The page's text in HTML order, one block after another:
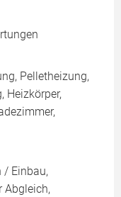
Pelletheizung,
Heizkörper,
/ Einbau,
Abgleich,